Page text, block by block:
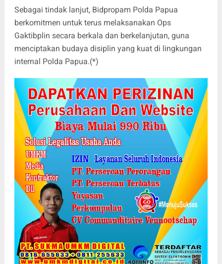
Sebagai tindak lanjut, Bidpropam Polda Papua
berkomitmen untuk terus melaksanakan Ops
Gaktibplin secara berkala dan berkelanjutan, guna
menciptakan budaya disiplin yang kuat di lingkungan
internal Polda Papua.(*)